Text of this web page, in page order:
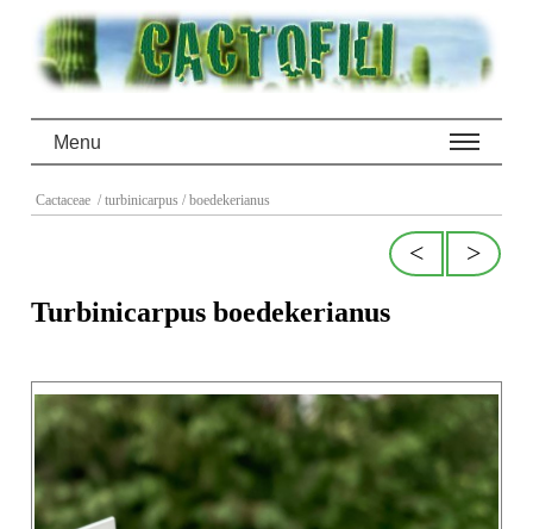
Menu
Cactaceae / turbinicarpus / boedekerianus
>
<
Turbinicarpus boedekerianus